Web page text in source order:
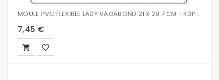
MOULE PVC FLEXIBLE LADY VAGABOND 21 X 29.7 CM - K3PTA484
7,45 €
local_grocery_store favorite_border